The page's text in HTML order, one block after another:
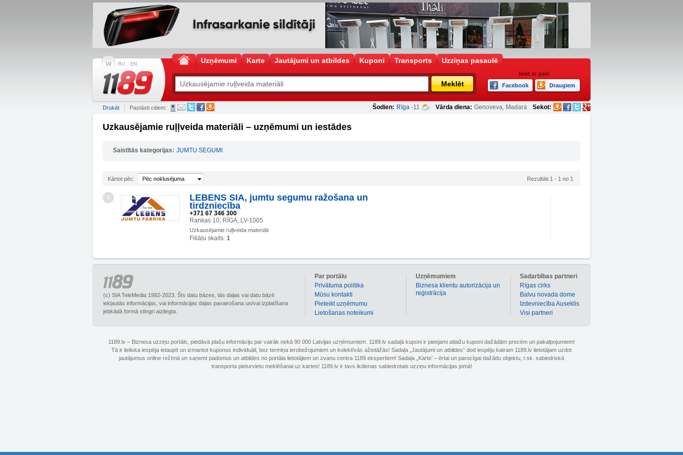
LV RU EN Uzņēmumi Karte Jautājumi un atbildes Kuponi Transports Uzziņas pasaulē
Meklēt
Ieiet ar pasi
Facebook
Draugiem
Šodien: Rīga -11 Vārda diena: Genoveva, Madara Sekot:
Drukāt Pastāsti citiem:
Uzkausējamie ruļļveida materiāli – uzņēmumi un iestādes
Saistītās kategorijas: JUMTU SEGUMI
Kārtot pēc: Pēc noklusējuma Rezultāti 1 - 1 no 1
1
LEBENS SIA, jumtu segumu ražošana un
tirdzniecība
+371 67 346 300
Rankas 10, RĪGA, LV-1005
Uzkausējamie ruļļveida materiāli
Filiāļu skaits: 1
(c) SIA TeleMedia 1992-2023. Šīs datu bāzes, tās daļas vai datu bāzē
iekļautās informācijas, vai informācijas daļas pavairošana un/vai izplatīšana
jebkādā formā stingri aizliegta.
Sadarbības partneri
Rīgas cirks
Balvu novada dome
Izdevniecība Auseklis
Visi partneri
Uzņēmumiem
Biznesa klientu autorizācija un
reģistrācija
Par portālu
Privātuma politika
Mūsu kontakti
Pieteikt uzņēmumu
Lietošanas noteikumi
1189.lv – Biznesa uzziņu portāls, piedāvā plašu informāciju par vairāk nekā 90 000 Latvijas uzņēmumiem. 1189.lv sadaļā kuponi ir pieejami atlaižu kuponi dažādām precēm un pakalpojumiem!
Tā ir lieliska iespēja ietaupīt un izmantot kuponus individuāli, bez termiņa ierobežojumiem un kolektīvās ažiotāžās! Sadaļa „Jautājumi un atbildes” dod iespēju katram 1189.lv lietotājam uzdot
jautājumus online režīmā un saņemt padomus un atbildes no portāla lietotājiem un zvanu centra 1189 ekspertiem! Sadaļa „Karte’ – ērtai un parocīgai dažādu objektu, t.sk. sabiedriskā
transporta pieturvietu meklēšanai uz kartes! 1189.lv ir tavs ikdienas sabiedrotais uzziņu informācijas jomā!